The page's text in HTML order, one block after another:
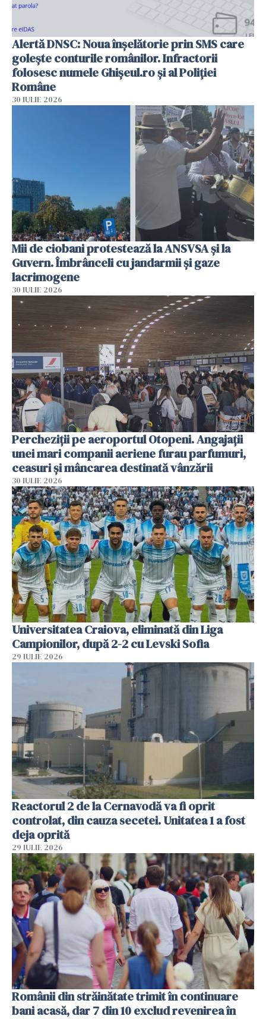
Alertă DNSC: Noua înșelătorie prin SMS care
golește conturile românilor. Infractorii
folosesc numele Ghișeul.ro și al Poliției
Române
30 IULIE 2026
Mii de ciobani protestează la ANSVSA și la
Guvern. Îmbrânceli cu jandarmii și gaze
lacrimogene
30 IULIE 2026
Percheziții pe aeroportul Otopeni. Angajații
unei mari companii aeriene furau parfumuri,
ceasuri și mâncarea destinată vânzării
30 IULIE 2026
Universitatea Craiova, eliminată din Liga
Campionilor, după 2-2 cu Levski Sofia
29 IULIE 2026
Reactorul 2 de la Cernavodă va fi oprit
controlat, din cauza secetei. Unitatea 1 a fost
deja oprită
29 IULIE 2026
Românii din străinătate trimit în continuare
bani acasă, dar 7 din 10 exclud revenirea în